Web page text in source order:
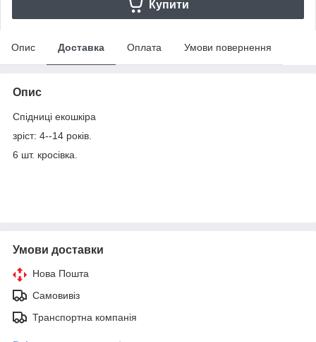
Купити
Опис Доставка Оплата Умови повернення
Опис
Спідниці екошкіра
зріст: 4--14 років.
6 шт. кросівка.
Умови доставки
Нова Пошта
Самовивіз
Транспортна компанія